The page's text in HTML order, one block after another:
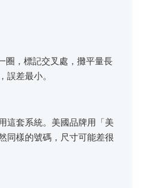
圈，標記交叉處，攤平量長
差最小。
這套系統。美國品牌用「美
同樣的號碼，尺寸可能差很